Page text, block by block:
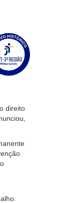
direito